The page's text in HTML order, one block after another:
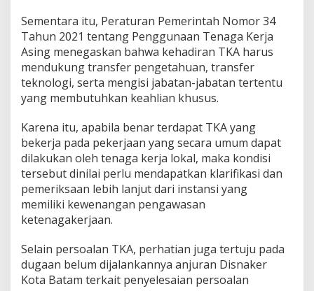
Sementara itu, Peraturan Pemerintah Nomor 34
Tahun 2021 tentang Penggunaan Tenaga Kerja
Asing menegaskan bahwa kehadiran TKA harus
mendukung transfer pengetahuan, transfer
teknologi, serta mengisi jabatan-jabatan tertentu
yang membutuhkan keahlian khusus.
Karena itu, apabila benar terdapat TKA yang
bekerja pada pekerjaan yang secara umum dapat
dilakukan oleh tenaga kerja lokal, maka kondisi
tersebut dinilai perlu mendapatkan klarifikasi dan
pemeriksaan lebih lanjut dari instansi yang
memiliki kewenangan pengawasan
ketenagakerjaan.
Selain persoalan TKA, perhatian juga tertuju pada
dugaan belum dijalankannya anjuran Disnaker
Kota Batam terkait penyelesaian persoalan